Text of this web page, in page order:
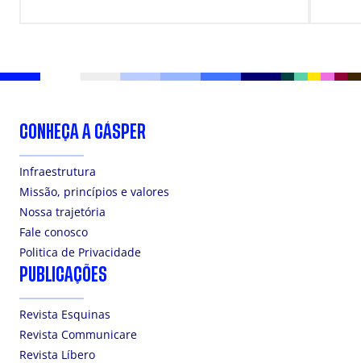
CONHEÇA A CÁSPER
Infraestrutura
Missão, princípios e valores
Nossa trajetória
Fale conosco
Politica de Privacidade
PUBLICAÇÕES
Revista Esquinas
Revista Communicare
Revista Líbero